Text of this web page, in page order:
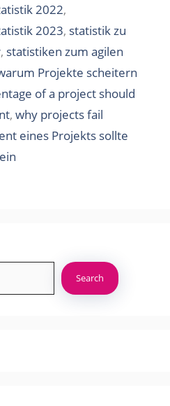
2022,
2023, statistik zu
, statistiken zum agilen
Projekte scheitern
of a project should
, why projects fail
eines Projekts sollte
Search